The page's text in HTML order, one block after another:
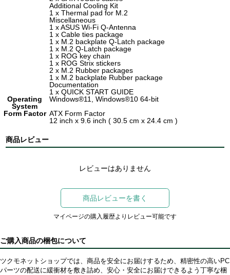
Additional Cooling Kit
1 x Thermal pad for M.2
Miscellaneous
1 x ASUS Wi-Fi Q-Antenna
1 x Cable ties package
1 x M.2 backplate Q-Latch package
1 x M.2 Q-Latch package
1 x ROG key chain
1 x ROG Strix stickers
2 x M.2 Rubber packages
1 x M.2 backplate Rubber package
Documentation
1 x QUICK START GUIDE
Operating
System
Windows®11, Windows®10 64-bit
Form Factor ATX Form Factor
12 inch x 9.6 inch ( 30.5 cm x 24.4 cm )
商品レビュー
レビューはありません
商品レビューを書く
マイページの購入履歴よりレビュー可能です
ご購入商品の梱包について
ツクモネットショップでは、商品を安全にお届けするため、精密性の高いPC
パーツの配送に緩衝材を敷き詰め、安心・安全にお届けできるよう丁寧な梱